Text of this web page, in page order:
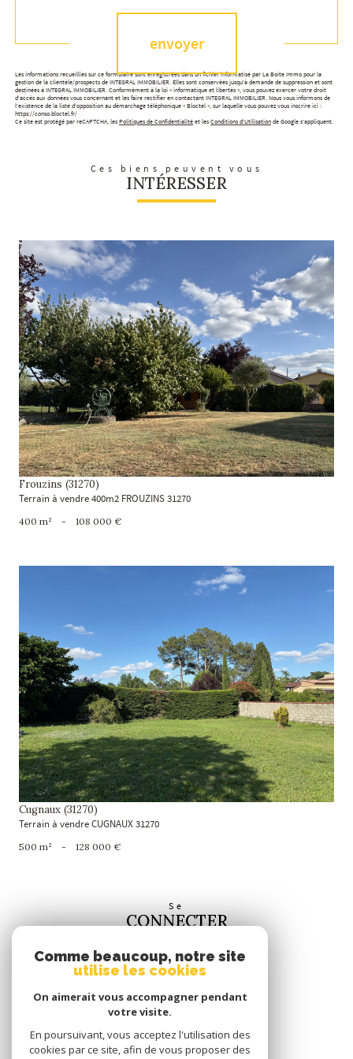
envoyer
Les informations recueillies sur ce formulaire sont enregistrées dans un fichier informatisé par La Boite Immo pour la
gestion de la clientèle/prospects de INTEGRAL IMMOBILIER. Elles sont conservées jusqu'à demande de suppression et sont
destinées à INTEGRAL IMMOBILIER. Conformément à la loi « informatique et libertés », vous pouvez exercer votre droit
d'accès aux données vous concernant et les faire rectifier en contactant INTEGRAL IMMOBILIER. Nous vous informons de
l'existence de la liste d'opposition au démarchage téléphonique « Bloctel », sur laquelle vous pouvez vous inscrire ici :
https://conso.bloctel.fr/
Ce site est protégé par reCAPTCHA, les Politiques de Confidentialité et les Conditions d'Utilisation de Google s'appliquent.
Ces biens peuvent vous
INTÉRESSER
voir le bien
Frouzins (31270)
Terrain à vendre 400m2 FROUZINS 31270
400 m² - 108 000 €
voir le bien
Cugnaux (31270)
Terrain à vendre CUGNAUX 31270
500 m² - 128 000 €
Se
CONNECTER
espace propriétaire
SUIVRE
Comme beaucoup, notre site
utilise les cookies
On aimerait vous accompagner pendant
votre visite.
En poursuivant, vous acceptez l'utilisation des
cookies par ce site, afin de vous proposer des